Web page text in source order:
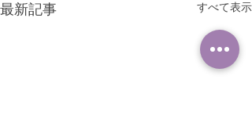
最新記事 すべて表示